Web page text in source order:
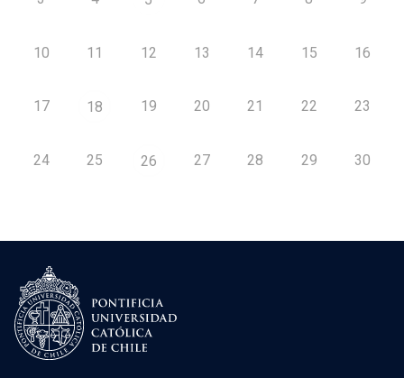
10 11 12 13 14 15 16
17 18 19 20 21 22 23
24 25 26 27 28 29 30